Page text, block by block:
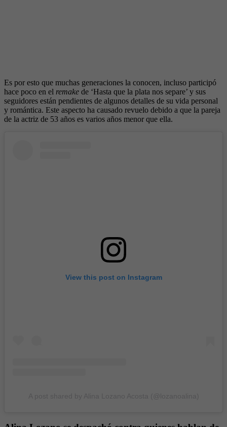
Es por esto que muchas generaciones la conocen, incluso participó
hace poco en el remake de ‘Hasta que la plata nos separe’ y sus
seguidores están pendientes de algunos detalles de su vida personal
y romántica. Este aspecto ha causado revuelo debido a que la pareja
de la actriz de 53 años es varios años menor que ella.
View this post on Instagram